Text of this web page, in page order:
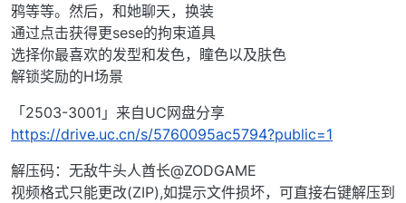
鸦等等。然后，和她聊天，换装
通过点击获得更sese的拘束道具
选择你最喜欢的发型和发色，瞳色以及肤色
解锁奖励的H场景
「2503-3001」来自UC网盘分享
https://drive.uc.cn/s/5760095ac5794?public=1
解压码：无敌牛头人酋长@ZODGAME
视频格式只能更改(ZIP),如提示文件损坏，可直接右键解压到